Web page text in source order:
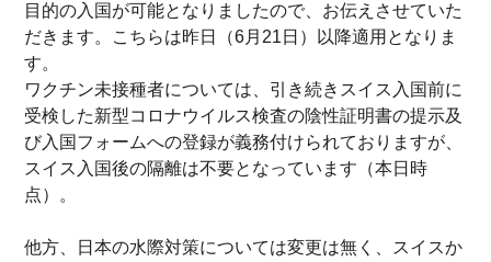
目的の入国が可能となりましたので、お伝えさせていた
だきます。こちらは昨日（6月21日）以降適用となりま
す。
ワクチン未接種者については、引き続きスイス入国前に
受検した新型コロナウイルス検査の陰性証明書の提示及
び入国フォームへの登録が義務付けられておりますが、
スイス入国後の隔離は不要となっています（本日時
点）。
他方、日本の水際対策については変更は無く、スイスか